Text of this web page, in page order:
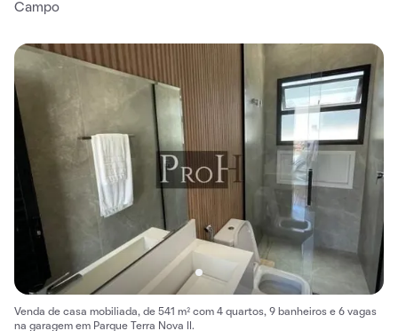
Campo
Venda de casa mobiliada, de 541 m² com 4 quartos, 9 banheiros e 6 vagas
na garagem em Parque Terra Nova II.